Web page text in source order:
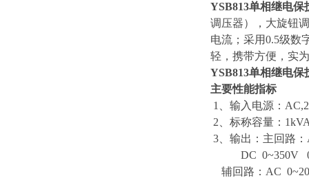
YSB813单相继电保
调压器），大旋钮
电流；采用0.5级数
轻，携带方便，实
YSB813单相继电保
主要性能指标
1、输入电源：
2、标称容量：
3、输出：主回路
DC 0~350V
辅回路：AC